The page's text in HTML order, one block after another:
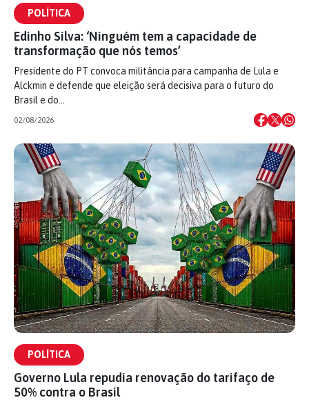
POLÍTICA
Edinho Silva: ‘Ninguém tem a capacidade de
transformação que nós temos’
Presidente do PT convoca militância para campanha de Lula e
Alckmin e defende que eleição será decisiva para o futuro do
Brasil e do…
02/08/2026
POLÍTICA
Governo Lula repudia renovação do tarifaço de
50% contra o Brasil